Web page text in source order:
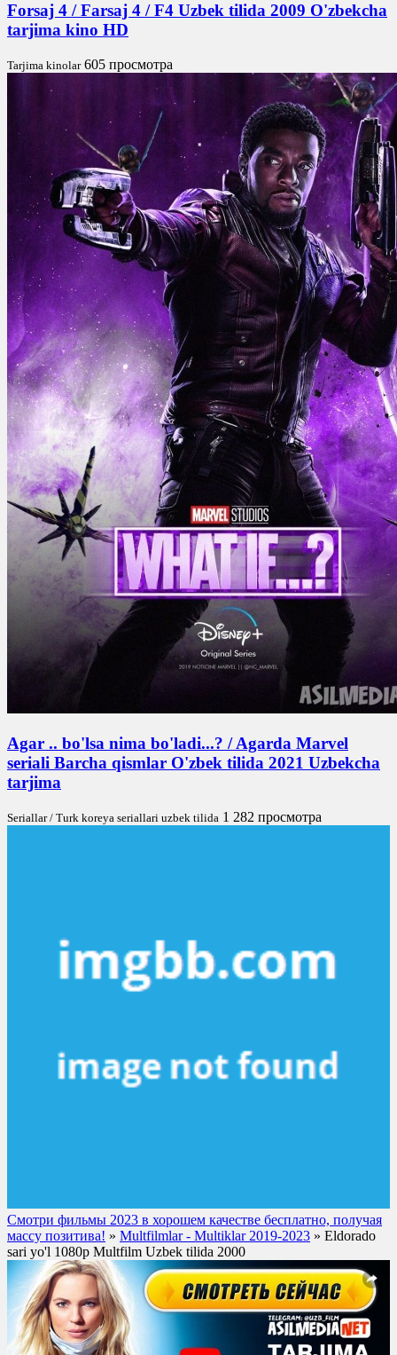
Forsaj 4 / Farsaj 4 / F4 Uzbek tilida 2009 O'zbekcha
tarjima kino HD
Tarjima kinolar 605 просмотра
Agar .. bo'lsa nima bo'ladi...? / Agarda Marvel
seriali Barcha qismlar O'zbek tilida 2021 Uzbekcha
tarjima
Seriallar / Turk koreya seriallari uzbek tilida 1 282 просмотра
Смотри фильмы 2023 в хорошем качестве бесплатно, получая
массу позитива! » Multfilmlar - Multiklar 2019-2023 » Eldorado
sari yo'l 1080p Multfilm Uzbek tilida 2000